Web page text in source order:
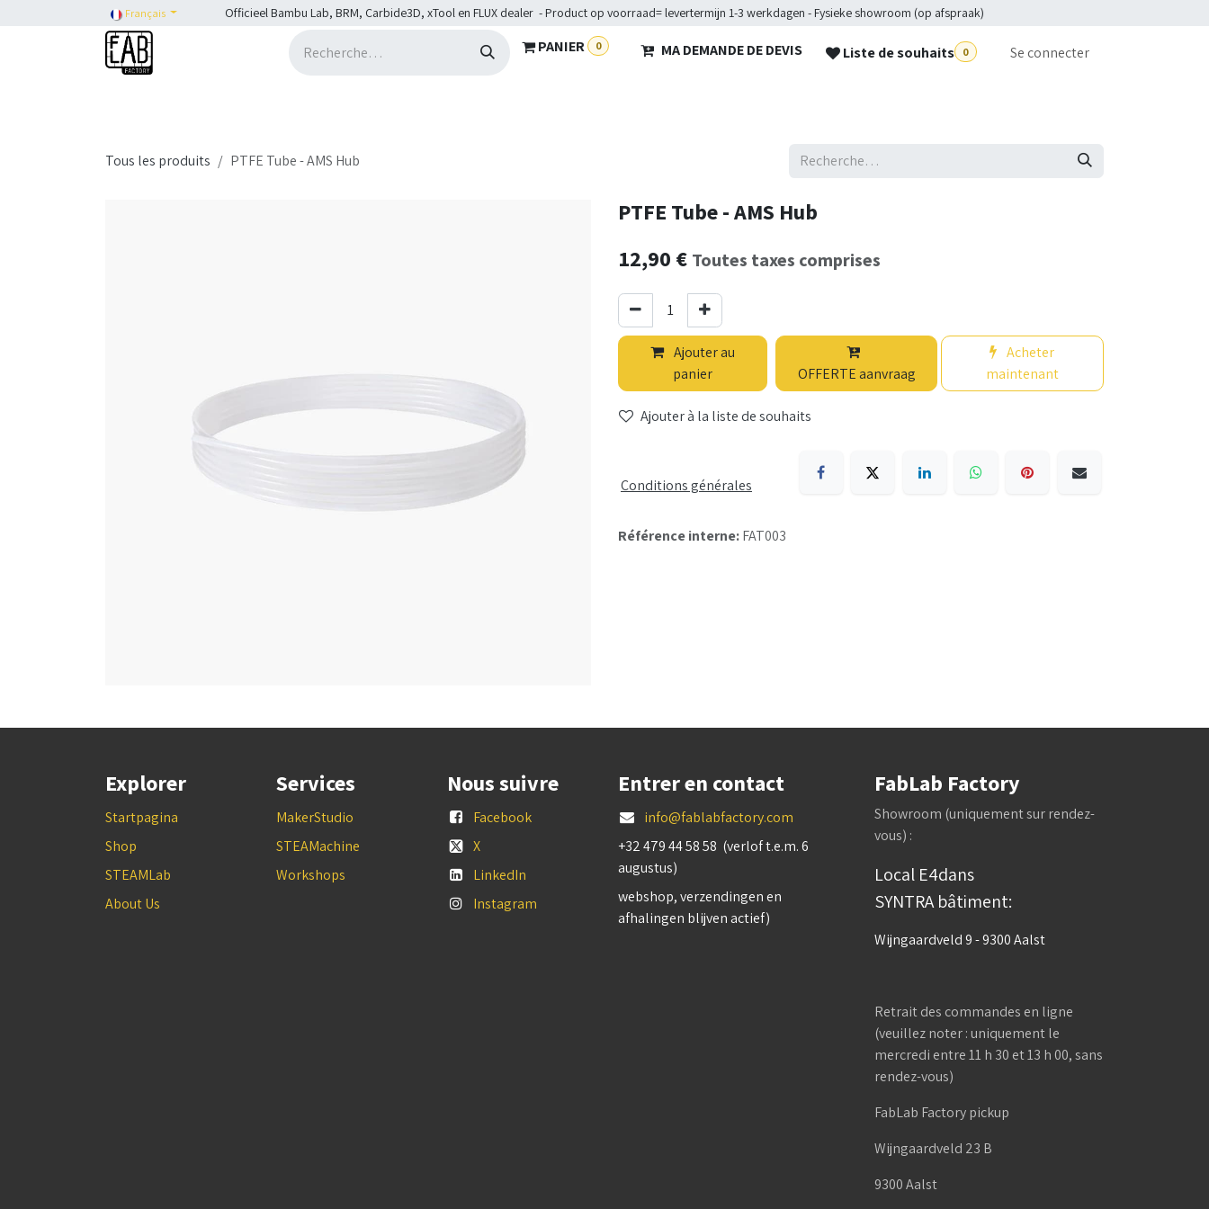
Se rendre au contenuFrançais Officieel Bambu Lab, BRM, Carbide3D, xTool en FLUX dealer - Product op voorraad= levertermijn 1-3 werkdagen - Fysieke showroom (op afspraak)
PANIER 0 MA DEMANDE DE DEVIS Liste de souhaits 0 Se connecter
Tous les produits PTFE Tube - AMS Hub
PTFE Tube - AMS Hub
12,90 € Toutes taxes comprises
Ajouter au
panier
OFFERTE aanvraag
Acheter
maintenant
Ajouter à la liste de souhaits
Conditions générales
Référence interne:FAT003
Explorer
Startpagina
Shop
STEAMLab
About Us
Services
MakerStudio
STEAMachine
Workshops
Nous suivre
Facebook
X
LinkedIn
Instagram
Entrer en contact
info@fablabfactory.com
+32 479 44 58 58 (verlof t.e.m. 6
augustus)
webshop, verzendingen en
afhalingen blijven actief)
FabLab Factory
Showroom (uniquement sur rendez-
vous) :
Local E4dans
SYNTRA bâtiment:
Wijngaardveld 9 - 9300 Aalst
Retrait des commandes en ligne
(veuillez noter : uniquement le
mercredi entre 11 h 30 et 13 h 00, sans
rendez-vous)
FabLab Factory pickup
Wijngaardveld 23 B
9300 Aalst